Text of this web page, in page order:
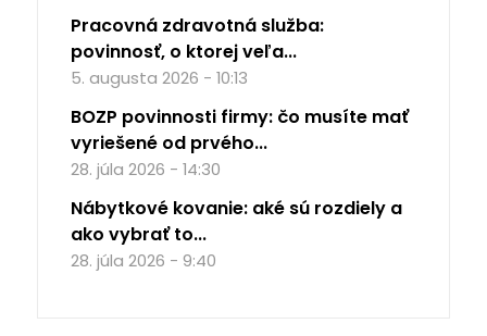
Pracovná zdravotná služba:
povinnosť, o ktorej veľa...
5. augusta 2026 - 10:13
BOZP povinnosti firmy: čo musíte mať
vyriešené od prvého...
28. júla 2026 - 14:30
Nábytkové kovanie: aké sú rozdiely a
ako vybrať to...
28. júla 2026 - 9:40